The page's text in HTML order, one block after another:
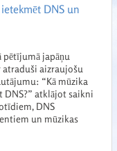
DNS un
pētījumā japāņu
aizraujošu
“Kā mūzika
DNS?” atklājot saikni
DNS
un mūzikas